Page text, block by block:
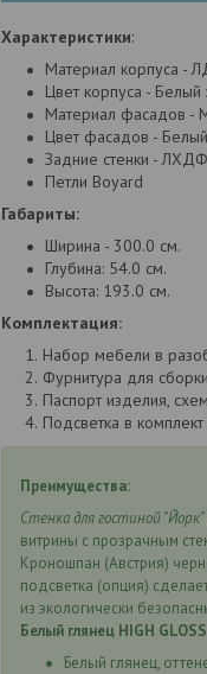
Характеристики:
Материал корпуса -
Цвет корпуса -
Материал фасадов
Цвет фасадов -
Задние стенки -
Петли Boyard
Габариты:
Ширина - 300.0 см.
Глубина: 54.0 см.
Высота: 193.0 см.
Комплектация:
Набор мебели в
Фурнитура для сборки
Паспорт изделия,
Подсветка в
Преимущества:
Стенка для гостиной "Йорк"
витрины с прозрачным
Кроношпан (Австрия)
подсветка (опция)
из экологически
Белый глянец HIGH GLOSS
Белый глянец,